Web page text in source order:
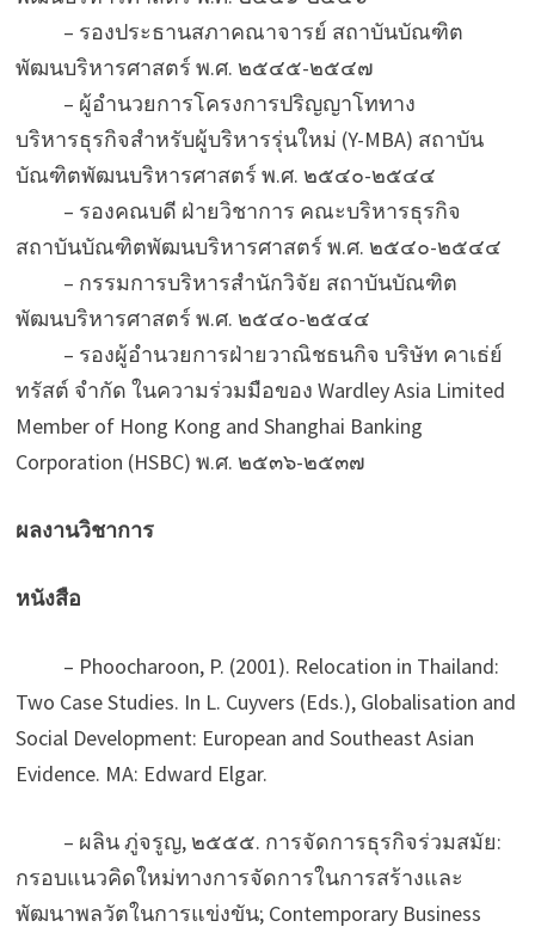
– รองประธานสภาคณาจารย์ สถาบันบัณฑิต
พัฒนบริหารศาสตร์ พ.ศ. ๒๕๔๕-๒๕๔๗
– ผู้อำนวยการโครงการปริญญาโททาง
บริหารธุรกิจสำหรับผู้บริหารรุ่นใหม่ (Y-MBA) สถาบัน
บัณฑิตพัฒนบริหารศาสตร์ พ.ศ. ๒๕๔๐-๒๕๔๔
– รองคณบดี ฝ่ายวิชาการ คณะบริหารธุรกิจ
สถาบันบัณฑิตพัฒนบริหารศาสตร์ พ.ศ. ๒๕๔๐-๒๕๔๔
– กรรมการบริหารสำนักวิจัย สถาบันบัณฑิต
พัฒนบริหารศาสตร์ พ.ศ. ๒๕๔๐-๒๕๔๔
– รองผู้อำนวยการฝ่ายวาณิชธนกิจ บริษัท คาเธ่ย์
ทรัสต์ จำกัด ในความร่วมมือของ Wardley Asia Limited
Member of Hong Kong and Shanghai Banking
Corporation (HSBC) พ.ศ. ๒๕๓๖-๒๕๓๗
ผลงานวิชาการ
หนังสือ
– Phoocharoon, P. (2001). Relocation in Thailand:
Two Case Studies. In L. Cuyvers (Eds.), Globalisation and
Social Development: European and Southeast Asian
Evidence. MA: Edward Elgar.
– ผลิน ภู่จรูญ, ๒๕๕๕. การจัดการธุรกิจร่วมสมัย:
กรอบแนวคิดใหม่ทางการจัดการในการสร้างและ
พัฒนาพลวัตในการแข่งขัน; Contemporary Business